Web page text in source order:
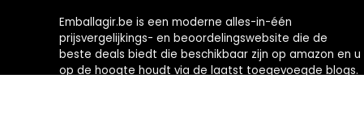
Emballagir.be is een moderne alles-in-één
prijsvergelijkings- en beoordelingswebsite die de
beste deals biedt die beschikbaar zijn op amazon en u
op de hoogte houdt via de laatst toegevoegde blogs.